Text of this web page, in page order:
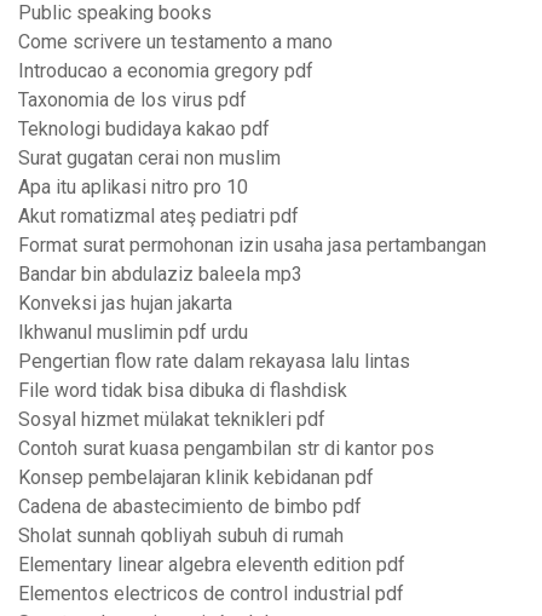
Public speaking books
Come scrivere un testamento a mano
Introducao a economia gregory pdf
Taxonomia de los virus pdf
Teknologi budidaya kakao pdf
Surat gugatan cerai non muslim
Apa itu aplikasi nitro pro 10
Akut romatizmal ateş pediatri pdf
Format surat permohonan izin usaha jasa pertambangan
Bandar bin abdulaziz baleela mp3
Konveksi jas hujan jakarta
Ikhwanul muslimin pdf urdu
Pengertian flow rate dalam rekayasa lalu lintas
File word tidak bisa dibuka di flashdisk
Sosyal hizmet mülakat teknikleri pdf
Contoh surat kuasa pengambilan str di kantor pos
Konsep pembelajaran klinik kebidanan pdf
Cadena de abastecimiento de bimbo pdf
Sholat sunnah qobliyah subuh di rumah
Elementary linear algebra eleventh edition pdf
Elementos electricos de control industrial pdf